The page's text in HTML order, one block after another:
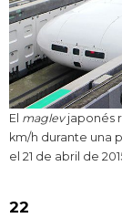
El maglevjaponés
km/h durante una
el 21 de abril de
22